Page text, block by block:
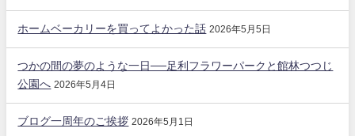
ホームベーカリーを買ってよかった話 2026年5月5日
つかの間の夢のような一日──足利フラワーパークと館林つつじ
公園へ 2026年5月4日
ブログ一周年のご挨拶 2026年5月1日